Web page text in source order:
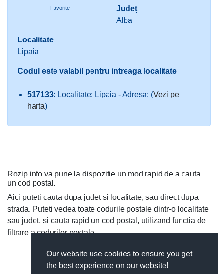
Our website use cookies to ensure you get
the best experience on our website!
Favorite
Județ
Alba
Localitate
Lipaia
Codul este valabil pentru intreaga localitate
517133: Localitate: Lipaia - Adresa: (Vezi pe
harta)
Rozip.info va pune la dispozitie un mod rapid de a cauta
un cod postal.
Aici puteti cauta dupa judet si localitate, sau direct dupa
strada. Puteti vedea toate codurile postale dintr-o localitate
sau judet, si cauta rapid un cod postal, utilizand functia de
filtrare a codurilor postale.